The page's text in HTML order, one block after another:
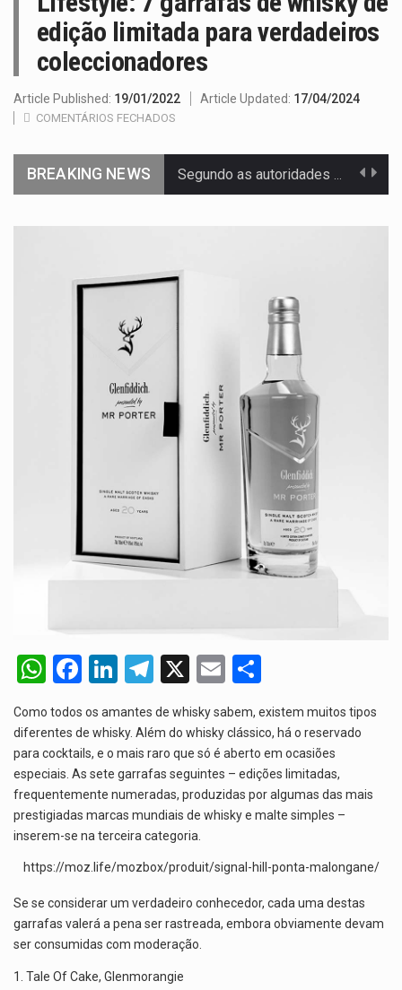
edição limitada para verdadeiros
coleccionadores
Article Published: 19/01/2022 Article Updated: 17/04/2024
COMENTÁRIOS FECHADOS
BREAKING NEWS Segundo as autoridades canadianas, mais de 200 incêndios florestais continuam…
W
at
s
A
p
p
F
ce
b
o
o
k
Li
ke
dI
n
T
el
e
gr
a
m
X
E
m
ail
h
ar
e
Como todos os amantes de whisky sabem, existem muitos tipos
diferentes de whisky. Além do whisky clássico, há o reservado
para cocktails, e o mais raro que só é aberto em ocasiões
especiais. As sete garrafas seguintes – edições limitadas,
frequentemente numeradas, produzidas por algumas das mais
prestigiadas marcas mundiais de whisky e malte simples –
inserem-se na terceira categoria.
https://moz.life/mozbox/produit/signal-hill-ponta-malongane/
Se se considerar um verdadeiro conhecedor, cada uma destas
garrafas valerá a pena ser rastreada, embora obviamente devam
ser consumidas com moderação.
1. Tale Of Cake, Glenmorangie